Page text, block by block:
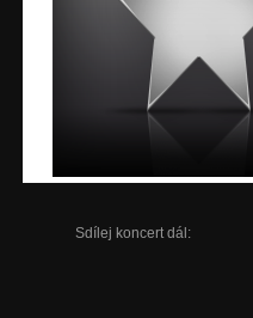
Sdílej koncert dál: